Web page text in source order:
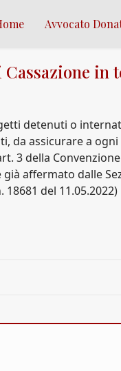
Avvocato
detenuti o
da assicurare a
3 della
affermato dalle
del 11.05.2022)